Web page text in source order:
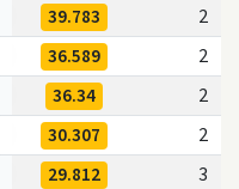
39.783
2
36.589
2
36.34
2
30.307
2
29.812
3